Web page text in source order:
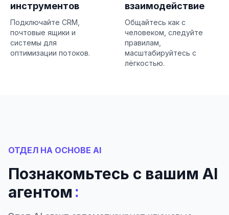
инструментов
Подключайте CRM,
почтовые ящики и
системы для
оптимизации потоков.
взаимодействие
Общайтесь как с
человеком, следуйте
правилам,
масштабируйтесь с
лёгкостью.
ОТДЕЛ НА ОСНОВЕ AI
Познакомьтесь с вашим AI
агентом :